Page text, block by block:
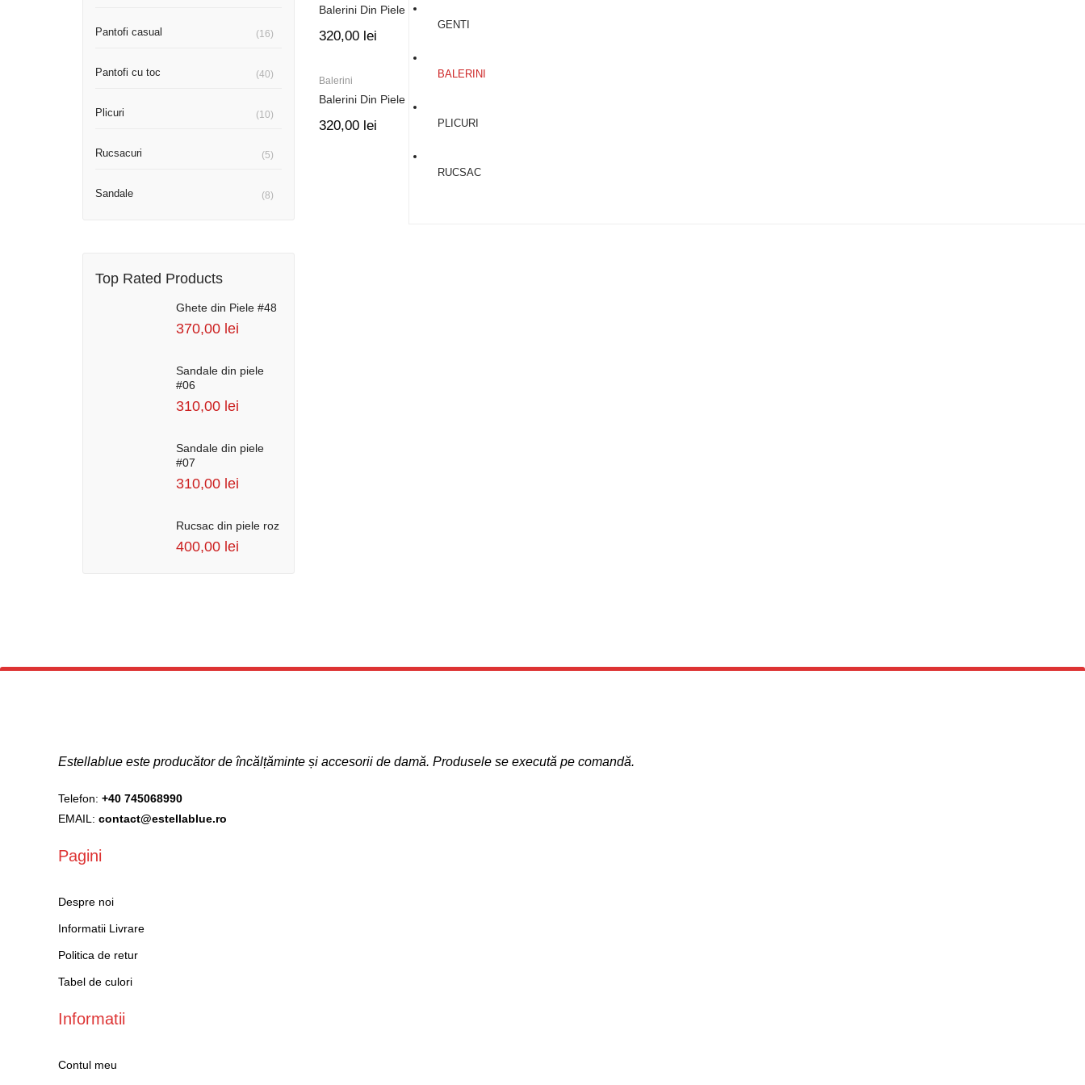
GENTI
BALERINI
PLICURI
RUCSAC
Pantofi casual (16)
Pantofi cu toc (40)
Plicuri (10)
Rucsacuri (5)
Sandale (8)
Top Rated Products
Ghete din Piele #48
370,00 lei
Sandale din piele
#06
310,00 lei
Sandale din piele
#07
310,00 lei
Rucsac din piele roz
400,00 lei
Balerini Din Piele #04
320,00 lei
Balerini
Balerini Din Piele #08
320,00 lei
Estellablue este producător de încălțăminte și accesorii de damă. Produsele se execută pe comandă.
Telefon: +40 745068990
EMAIL: contact@estellablue.ro
Pagini
Despre noi
Informatii Livrare
Politica de retur
Tabel de culori
Informatii
Contul meu